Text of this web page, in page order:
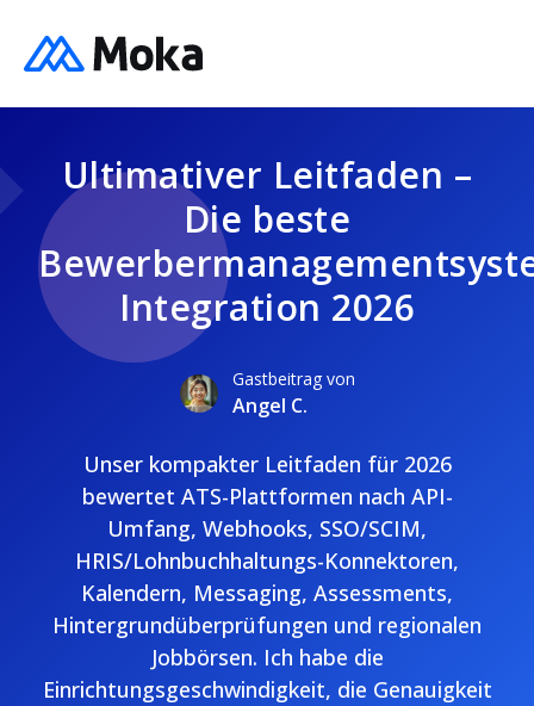
Ultimativer Leitfaden –
Die beste
Integration 2026
Gastbeitrag von
Angel C.
Unser kompakter Leitfaden für 2026
bewertet ATS-Plattformen nach API-
Umfang, Webhooks, SSO/SCIM,
HRIS/Lohnbuchhaltungs-Konnektoren,
Kalendern, Messaging, Assessments,
Hintergrundüberprüfungen und regionalen
Jobbörsen. Ich habe die
Einrichtungsgeschwindigkeit, die Genauigkeit